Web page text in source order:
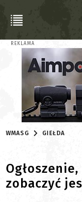
REKLAMA
WMASG GIEŁDA
zobaczyć